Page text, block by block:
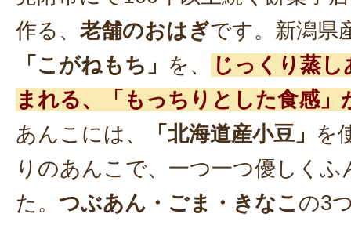
作る、 老舗のおはぎです。新潟県
「こがねもち」 を、
じっくり蒸
まれる、「もっちりとした食感
あんこには、
「北海道産小豆」 を
りのあんこで、一つ一つ優しく
た。 つぶあん・ごま・きなこ の3